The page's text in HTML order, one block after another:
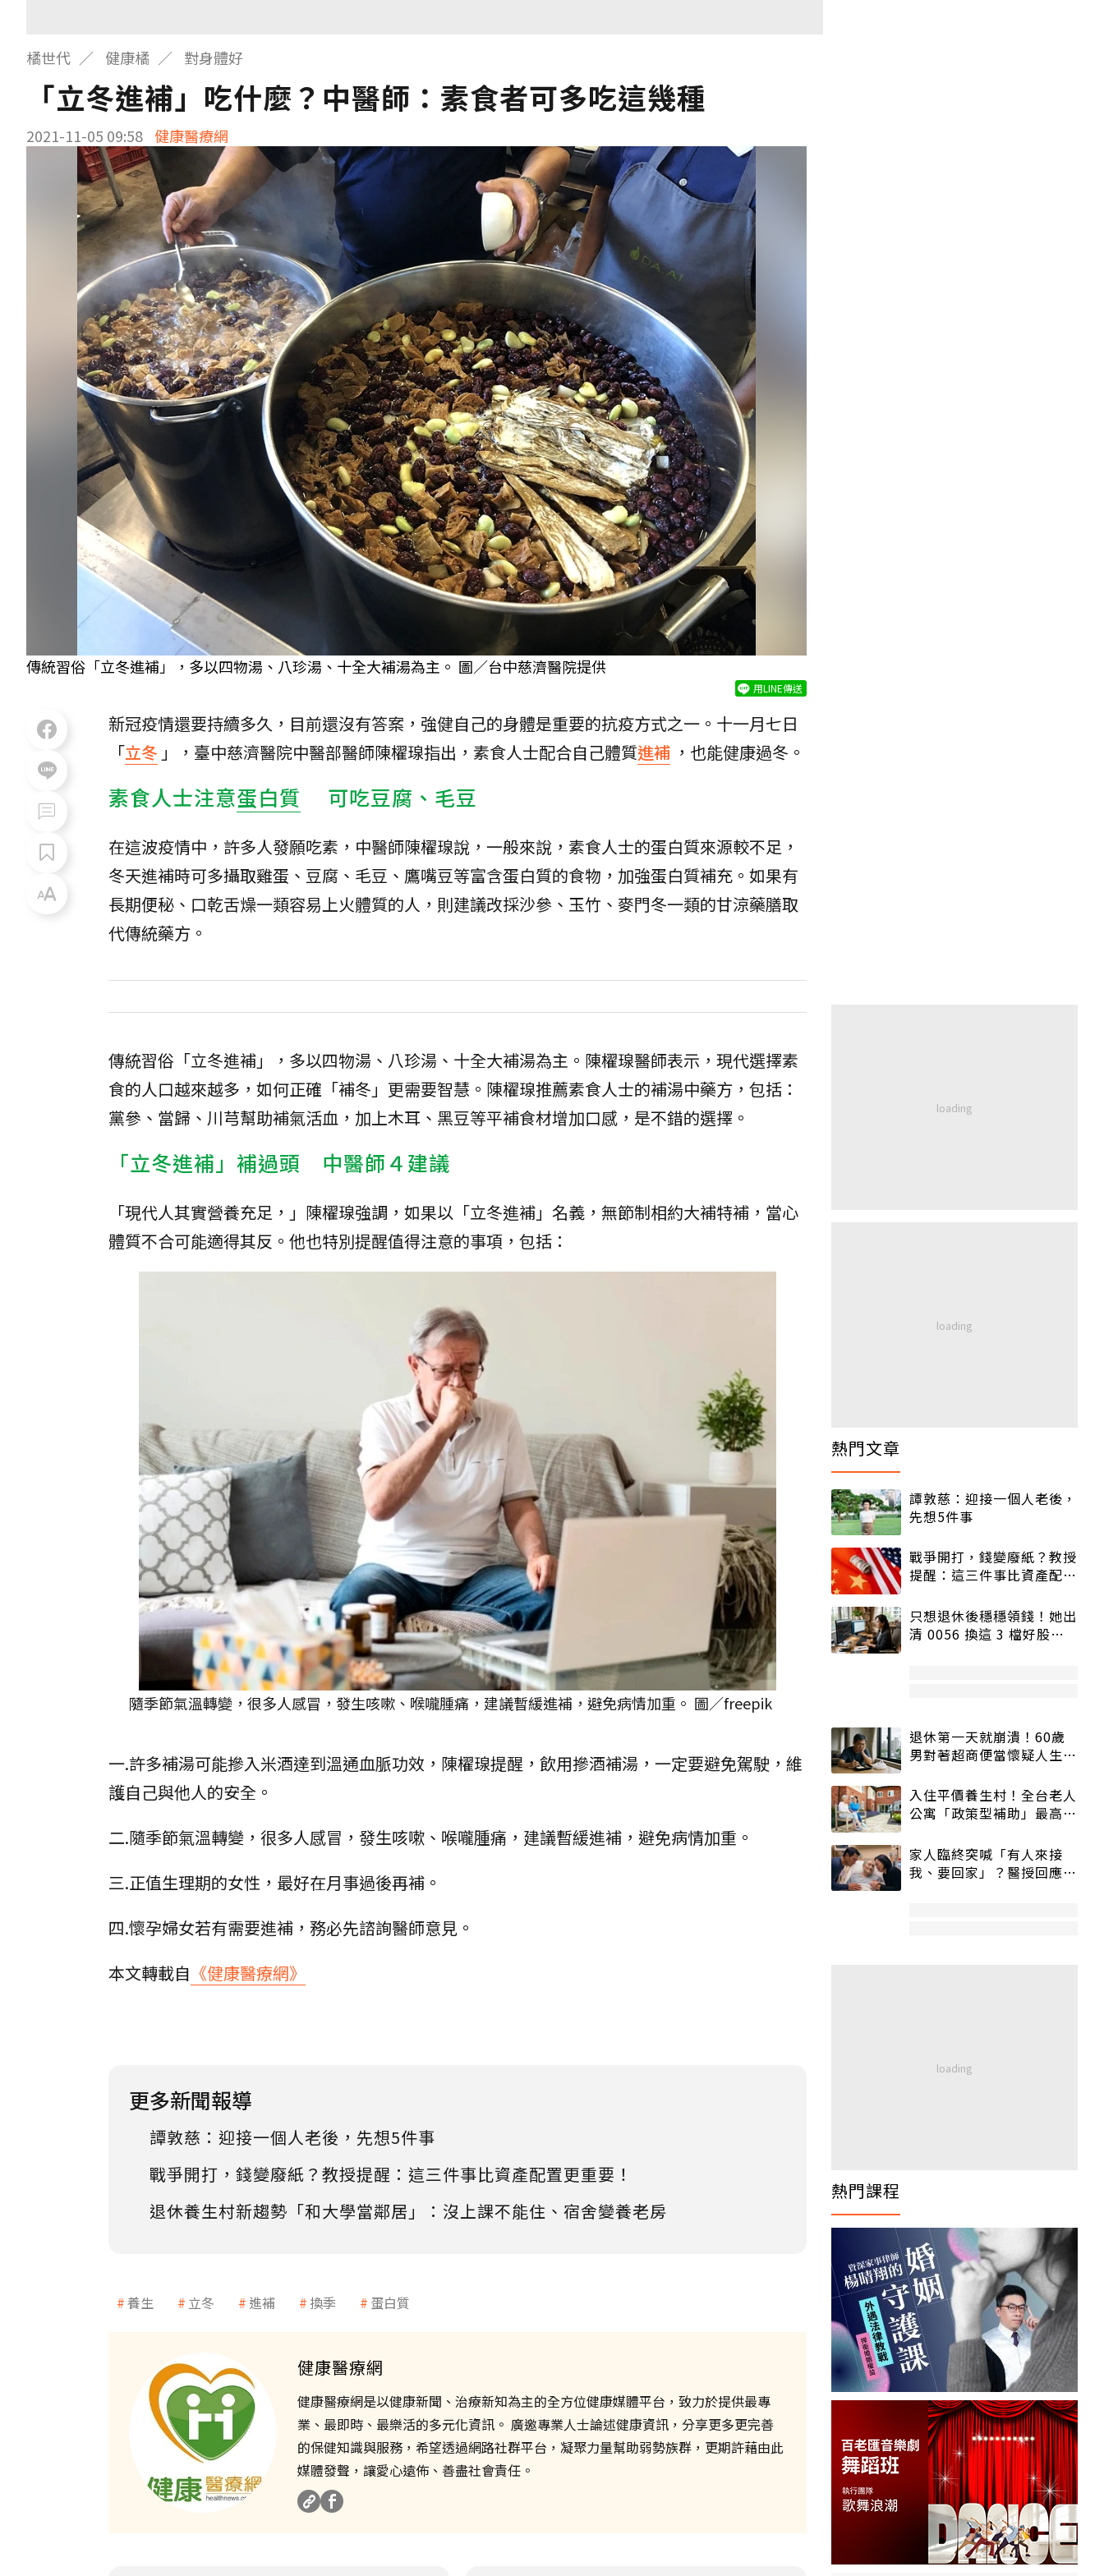
橘世代 健康橘 對身體好
「立冬進補」吃什麼？中醫師：素食者可多吃這幾種
2021-11-05 09:58 健康醫療網
傳統習俗「立冬進補」，多以四物湯、八珍湯、十全大補湯為主。 圖／台中慈濟醫院提供
用LINE傳送
新冠疫情還要持續多久，目前還沒有答案，強健自己的身體是重要的抗疫方式之一。十一月七日
「立冬 」，臺中慈濟醫院中醫部醫師陳櫂瑔指出，素食人士配合自己體質進補 ，也能健康過冬。
素食人士注意蛋白質 可吃豆腐、毛豆
在這波疫情中，許多人發願吃素，中醫師陳櫂瑔說，一般來說，素食人士的蛋白質來源較不足，
冬天進補時可多攝取雞蛋、豆腐、毛豆、鷹嘴豆等富含蛋白質的食物，加強蛋白質補充。如果有
長期便秘、口乾舌燥一類容易上火體質的人，則建議改採沙參、玉竹、麥門冬一類的甘涼藥膳取
代傳統藥方。
傳統習俗「立冬進補」，多以四物湯、八珍湯、十全大補湯為主。陳櫂瑔醫師表示，現代選擇素
食的人口越來越多，如何正確「補冬」更需要智慧。陳櫂瑔推薦素食人士的補湯中藥方，包括：
黨參、當歸、川芎幫助補氣活血，加上木耳、黑豆等平補食材增加口感，是不錯的選擇。
「立冬進補」補過頭 中醫師４建議
「現代人其實營養充足，」陳櫂瑔強調，如果以「立冬進補」名義，無節制相約大補特補，當心
體質不合可能適得其反。他也特別提醒值得注意的事項，包括：
隨季節氣溫轉變，很多人感冒，發生咳嗽、喉嚨腫痛，建議暫緩進補，避免病情加重。 圖／freepik
一.許多補湯可能摻入米酒達到溫通血脈功效，陳櫂瑔提醒，飲用摻酒補湯，一定要避免駕駛，維
護自己與他人的安全。
二.隨季節氣溫轉變，很多人感冒，發生咳嗽、喉嚨腫痛，建議暫緩進補，避免病情加重。
三.正值生理期的女性，最好在月事過後再補。
四.懷孕婦女若有需要進補，務必先諮詢醫師意見。
本文轉載自 《健康醫療網》
更多新聞報導
譚敦慈：迎接一個人老後，先想5件事
戰爭開打，錢變廢紙？教授提醒：這三件事比資產配置更重要！
退休養生村新趨勢「和大學當鄰居」：沒上課不能住、宿舍變養老房
養生 立冬 進補 換季 蛋白質
健康醫療網
健康醫療網是以健康新聞、治療新知為主的全方位健康媒體平台，致力於提供最專
業、最即時、最樂活的多元化資訊。 廣邀專業人士論述健康資訊，分享更多更完善
的保健知識與服務，希望透過網路社群平台，凝聚力量幫助弱勢族群，更期許藉由此
媒體發聲，讓愛心遠佈、善盡社會責任。
熱門文章
譚敦慈：迎接一個人老後，
先想5件事
戰爭開打，錢變廢紙？教授
提醒：這三件事比資產配置
只想退休後穩穩領錢！她出
清 0056 換這 3 檔好股：
退休第一天就崩潰！60歲
男對著超商便當懷疑人生
入住平價養生村！全台老人
公寓「政策型補助」最高打
家人臨終突喊「有人來接
我、要回家」？醫授回應方
熱門課程